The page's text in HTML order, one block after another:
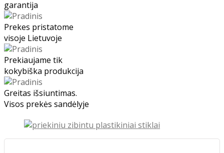
garantija
Prekes pristatome
visoje Lietuvoje
Prekiaujame tik
kokybiška produkcija
Greitas išsiuntimas.
Visos prekės sandėlyje